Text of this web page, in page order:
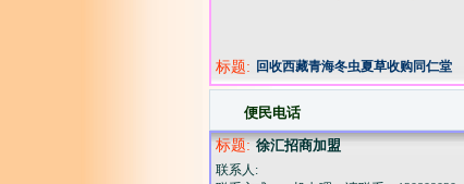
标题: 回收西藏青海冬虫夏草收购同仁堂
冬虫夏草海参燕窝鱼胶
便民电话
标题: 徐汇招商加盟
联系人: